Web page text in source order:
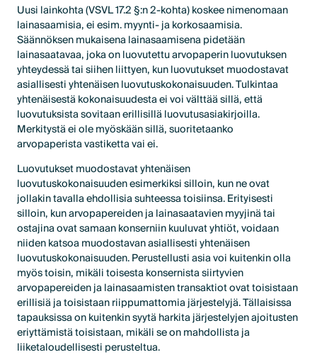
Uusi lainkohta (VSVL 17.2 §:n 2-kohta) koskee nimenomaan
lainasaamisia, ei esim. myynti- ja korkosaamisia.
Säännöksen mukaisena lainasaamisena pidetään
lainasaatavaa, joka on luovutettu arvopaperin luovutuksen
yhteydessä tai siihen liittyen, kun luovutukset muodostavat
asiallisesti yhtenäisen luovutuskokonaisuuden. Tulkintaa
yhtenäisestä kokonaisuudesta ei voi välttää sillä, että
luovutuksista sovitaan erillisillä luovutusasiakirjoilla.
Merkitystä ei ole myöskään sillä, suoritetaanko
arvopaperista vastiketta vai ei.
Luovutukset muodostavat yhtenäisen
luovutuskokonaisuuden esimerkiksi silloin, kun ne ovat
jollakin tavalla ehdollisia suhteessa toisiinsa. Erityisesti
silloin, kun arvopapereiden ja lainasaatavien myyjinä tai
ostajina ovat samaan konserniin kuuluvat yhtiöt, voidaan
niiden katsoa muodostavan asiallisesti yhtenäisen
luovutuskokonaisuuden. Perustellusti asia voi kuitenkin olla
myös toisin, mikäli toisesta konsernista siirtyvien
arvopapereiden ja lainasaamisten transaktiot ovat toisistaan
erillisiä ja toisistaan riippumattomia järjestelyjä. Tällaisissa
tapauksissa on kuitenkin syytä harkita järjestelyjen ajoitusten
eriyttämistä toisistaan, mikäli se on mahdollista ja
liiketaloudellisesti perusteltua.